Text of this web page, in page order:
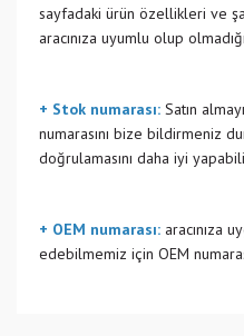
sayfadaki ürün özellikleri ve
aracınıza uyumlu olup
+ Stok numarası: Satın
numarasını bize bildirmeniz
doğrulamasını daha iyi
+ OEM numarası: aracınıza
edebilmemiz için OEM